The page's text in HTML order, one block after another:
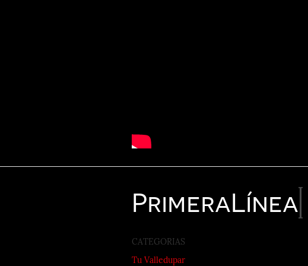
PrimeraLínea
CATEGORIAS
Tu Valledupar